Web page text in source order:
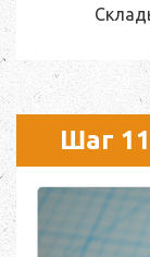
Шаг 11